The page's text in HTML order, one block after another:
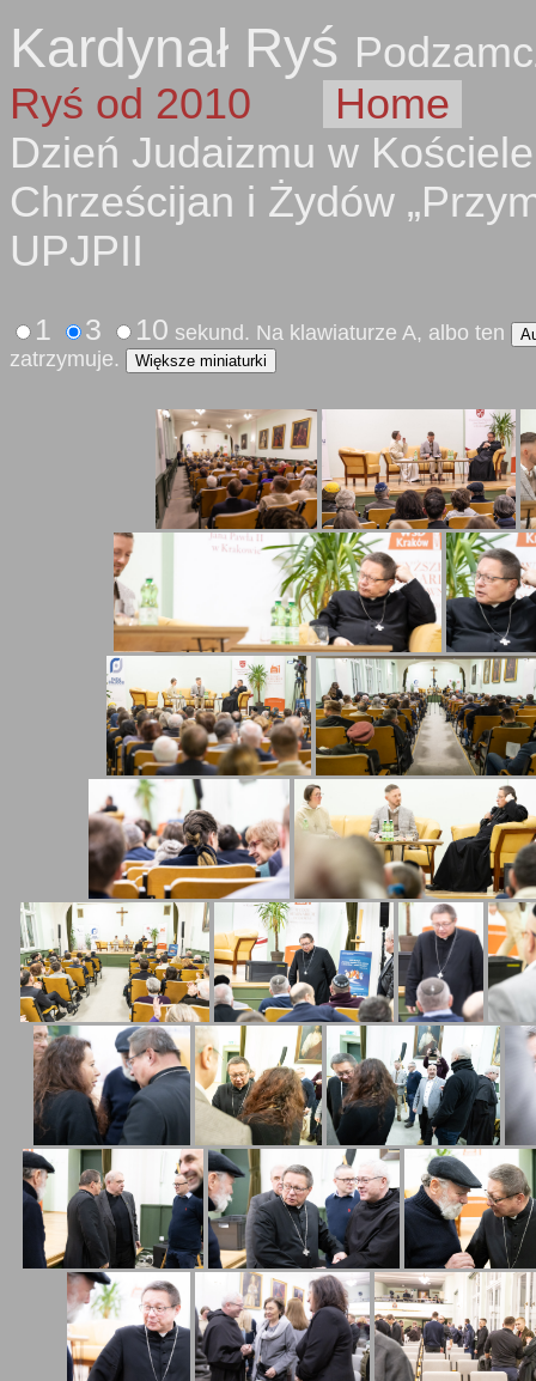
Kardynał Ryś
Ryś od 2010
Home
Dzień Judaizmu w
Chrześcijan i Żydów
UPJPII
1 3 10 sekund. Na klawiaturze A, albo ten
zatrzymuje. Większe miniaturki